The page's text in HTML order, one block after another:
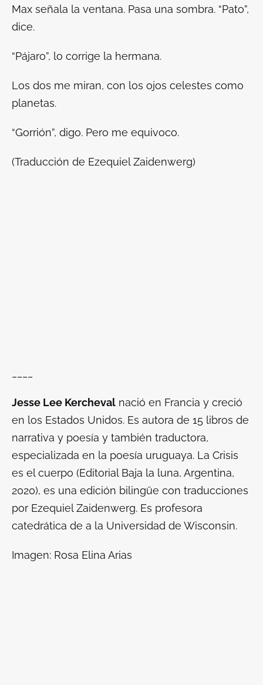
Max señala la ventana. Pasa una sombra. “Pato”,
dice.
“Pájaro”, lo corrige la hermana.
Los dos me miran, con los ojos celestes como
planetas.
“Gorrión”, digo. Pero me equivoco.
(Traducción de Ezequiel Zaidenwerg)
Jesse Lee Kercheval nació en Francia y creció
en los Estados Unidos. Es autora de 15 libros de
narrativa y poesía y también traductora,
especializada en la poesía uruguaya. La Crisis
es el cuerpo (Editorial Baja la luna, Argentina,
2020), es una edición bilingüe con traducciones
por Ezequiel Zaidenwerg. Es profesora
catedrática de a la Universidad de Wisconsin.
Imagen: Rosa Elina Arias